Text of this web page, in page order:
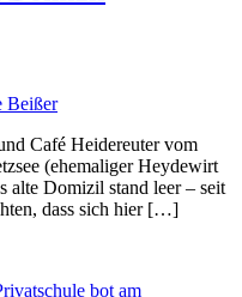
Beißer
Café Heidereuter vom
(ehemaliger Heydewirt
alte Domizil stand leer – seit
dass sich hier […]